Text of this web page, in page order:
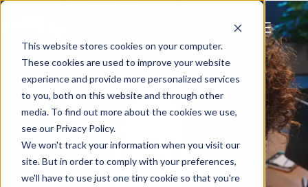
This website stores cookies on your computer.
These cookies are used to improve your website
experience and provide more personalized services
to you, both on this website and through other
media. To find out more about the cookies we use,
see our Privacy Policy.
We won't track your information when you visit our
site. But in order to comply with your preferences,
we'll have to use just one tiny cookie so that you're